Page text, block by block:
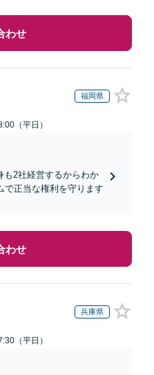
わせ
福岡県
（平日）
も2社経営するからわか
で正当な権利を守ります
わせ
兵庫県
（平日）